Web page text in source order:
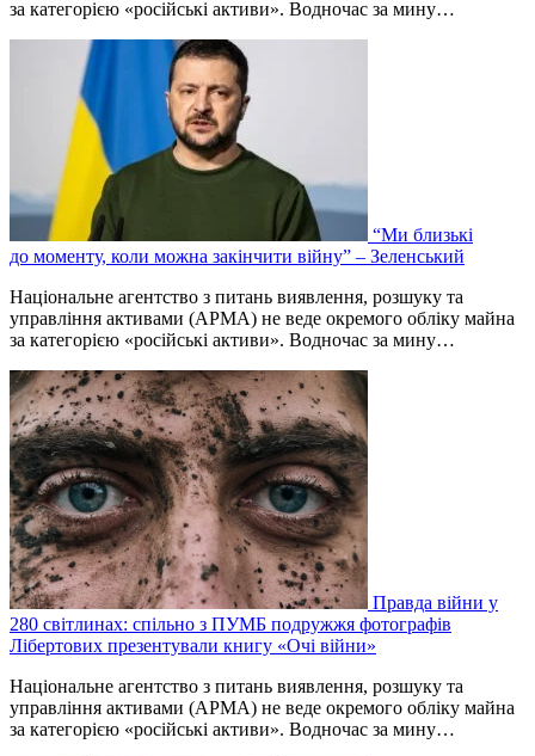
за категорією «російські активи». Водночас за мину…
“Ми близькі
до моменту, коли можна закінчити війну” – Зеленський
Національне агентство з питань виявлення, розшуку та
управління активами (АРМА) не веде окремого обліку майна
за категорією «російські активи». Водночас за мину…
Правда війни у
280 світлинах: спільно з ПУМБ подружжя фотографів
Лібертових презентували книгу «Очі війни»
Національне агентство з питань виявлення, розшуку та
управління активами (АРМА) не веде окремого обліку майна
за категорією «російські активи». Водночас за мину…